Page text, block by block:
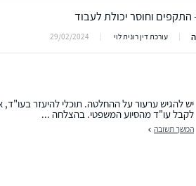
התקפים וחוסר יכולת לעבוד
עורכת דין רונית לוי 29/02/2024
יש להגיש ערעור על ההחלטה. תוכלי להיעזר בעו"ד,
לקבל עו"ד מהסיוע המשפטי. בהצלחה ...
המשך תשובה